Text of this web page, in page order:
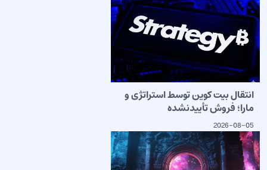
انتقال بیت کوین توسط استراتژی و
مارا؛ فروش تأییدنشده
2026-08-05